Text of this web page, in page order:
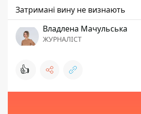
Затримані вину не визнають
Владлена Мачульська
ЖУРНАЛІСТ
👍